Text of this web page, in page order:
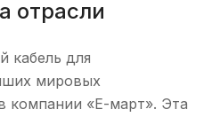
отрасли
кабель для
мировых
компании «Е-март». Эта